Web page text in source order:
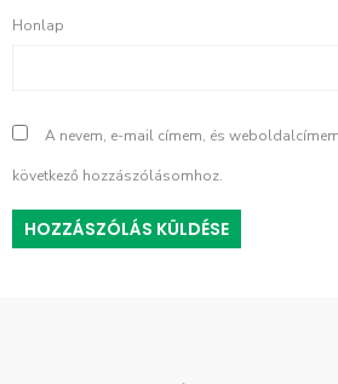
Honlap
A nevem, e-mail címem, és
következő hozzászólásomhoz.